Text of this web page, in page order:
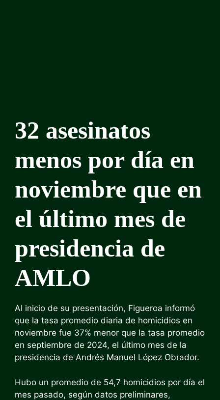
32 asesinatos
menos por día en
noviembre que en
el último mes de
presidencia de
AMLO
Al inicio de su presentación, Figueroa informó
que la tasa promedio diaria de homicidios en
noviembre fue 37% menor que la tasa promedio
en septiembre de 2024, el último mes de la
presidencia de Andrés Manuel López Obrador.
Hubo un promedio de 54,7 homicidios por día el
mes pasado, según datos preliminares,